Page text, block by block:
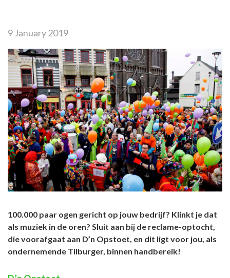
9 January 2019
100.000 paar ogen gericht op jouw bedrijf? Klinkt je dat
als muziek in de oren? Sluit aan bij de reclame-optocht,
die voorafgaat aan D’n Opstoet, en dit ligt voor jou, als
ondernemende Tilburger, binnen handbereik!